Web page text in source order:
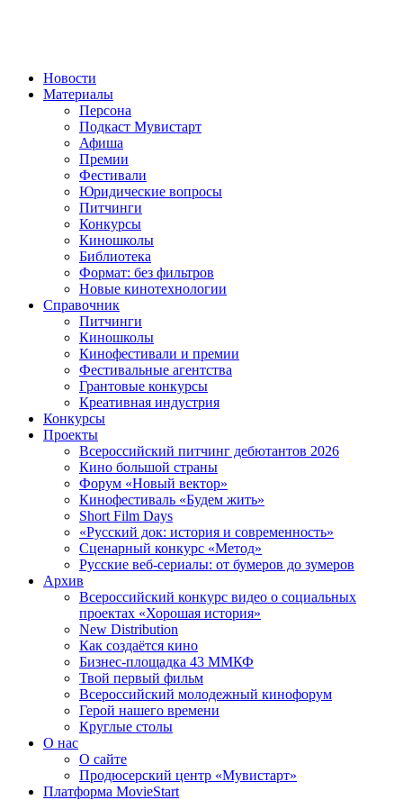
Новости
Материалы
Персона
Подкаст Мувистарт
Афиша
Премии
Фестивали
Юридические вопросы
Питчинги
Конкурсы
Киношколы
Библиотека
Формат: без фильтров
Новые кинотехнологии
Справочник
Питчинги
Киношколы
Кинофестивали и премии
Фестивальные агентства
Грантовые конкурсы
Креативная индустрия
Конкурсы
Проекты
Всероссийский питчинг дебютантов 2026
Кино большой страны
Форум «Новый вектор»
Кинофестиваль «Будем жить»
Short Film Days
«Русский док: история и современность»
Сценарный конкурс «Метод»
Русские веб-сериалы: от бумеров до зумеров
Архив
Всероссийский конкурс видео о социальных
проектах «Хорошая история»
New Distribution
Как создаётся кино
Бизнес-площадка 43 ММКФ
Твой первый фильм
Всероссийский молодежный кинофорум
Герой нашего времени
Круглые столы
О нас
О сайте
Продюсерский центр «Мувистарт»
Платформа MovieStart